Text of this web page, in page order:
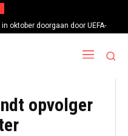
oktober doorgaan door UEFA-
opvolger